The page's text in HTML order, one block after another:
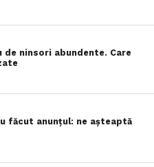
de ninsori abundente. Care
făcut anunțul: ne așteaptă